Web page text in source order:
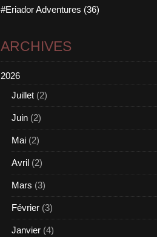
#Eriador Adventures (36)
ARCHIVES
2026
Juillet (2)
Juin (2)
Mai (2)
Avril (2)
Mars (3)
Février (3)
Janvier (4)